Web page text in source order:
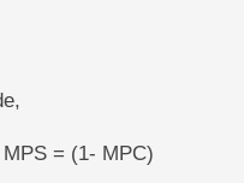
MPS = (1- MPC)